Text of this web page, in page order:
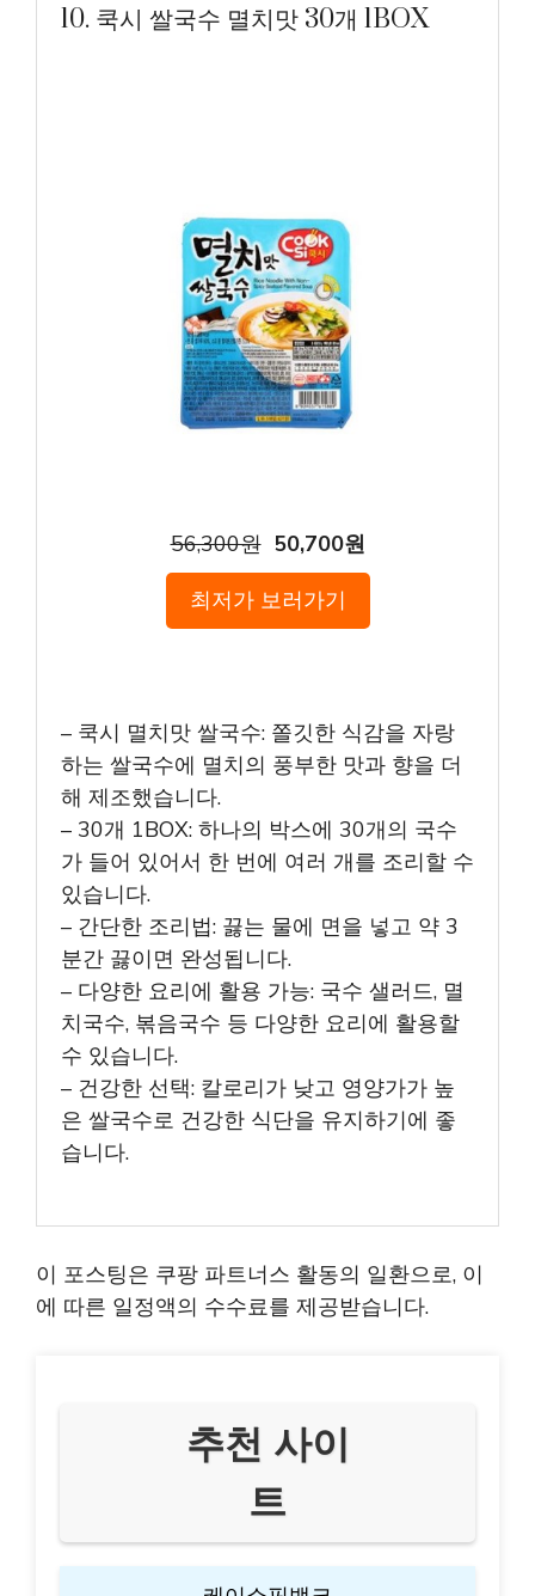
10. 쿡시 쌀국수 멸치맛 30개 1BOX
56,300원 50,700원
최저가 보러가기
– 쿡시 멸치맛 쌀국수: 쫄깃한 식감을 자랑
하는 쌀국수에 멸치의 풍부한 맛과 향을 더
해 제조했습니다.
– 30개 1BOX: 하나의 박스에 30개의 국수
가 들어 있어서 한 번에 여러 개를 조리할 수
있습니다.
– 간단한 조리법: 끓는 물에 면을 넣고 약 3
분간 끓이면 완성됩니다.
– 다양한 요리에 활용 가능: 국수 샐러드, 멸
치국수, 볶음국수 등 다양한 요리에 활용할
수 있습니다.
– 건강한 선택: 칼로리가 낮고 영양가가 높
은 쌀국수로 건강한 식단을 유지하기에 좋
습니다.
이 포스팅은 쿠팡 파트너스 활동의 일환으로, 이
에 따른 일정액의 수수료를 제공받습니다.
추천 사이
트